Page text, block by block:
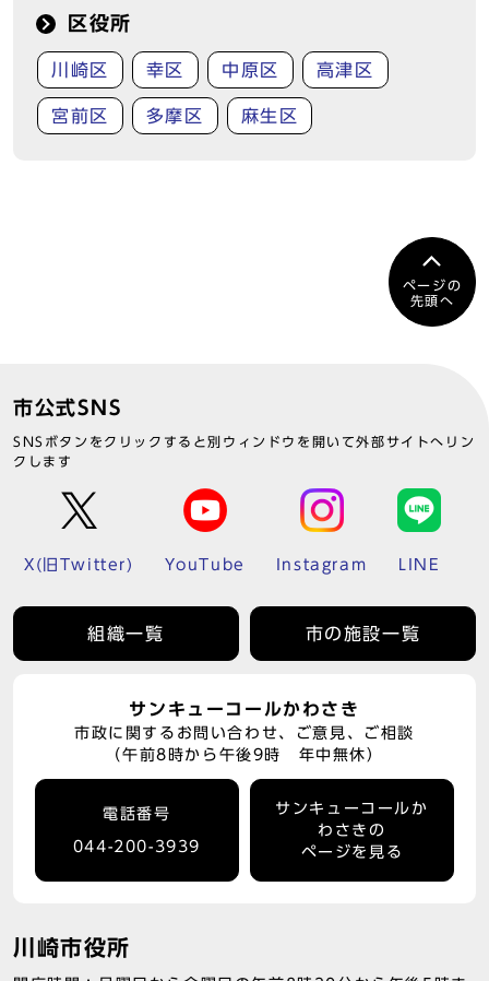
区役所
川崎区 幸区 中原区 高津区
宮前区 多摩区 麻生区
ページの
先頭へ
市公式SNS
SNSボタンをクリックすると別ウィンドウを開いて外部サイトへリン
クします
X(旧Twitter) YouTube Instagram LINE
組織一覧 市の施設一覧
サンキューコールかわさき
市政に関するお問い合わせ、ご意見、ご相談
（午前8時から午後9時 年中無休）
電話番号
044-200-3939
サンキューコールか
わさきの
ページを見る
川崎市役所